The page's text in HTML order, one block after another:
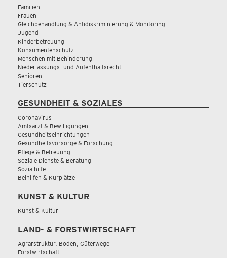
Familien
Frauen
Gleichbehandlung & Antidiskriminierung & Monitoring
Jugend
Kinderbetreuung
Konsumentenschutz
Menschen mit Behinderung
Niederlassungs- und Aufenthaltsrecht
Senioren
Tierschutz
GESUNDHEIT & SOZIALES
Coronavirus
Amtsarzt & Bewilligungen
Gesundheitseinrichtungen
Gesundheitsvorsorge & Forschung
Pflege & Betreuung
Soziale Dienste & Beratung
Sozialhilfe
Beihilfen & Kurplätze
KUNST & KULTUR
Kunst & Kultur
LAND- & FORSTWIRTSCHAFT
Agrarstruktur, Boden, Güterwege
Forstwirtschaft